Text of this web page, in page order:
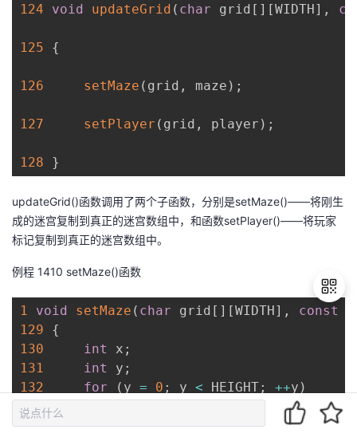
124 void updateGrid ( char grid [ ] [WIDTH] ,
125 {
126 setMaze ( grid , maze ) ;
127 setPlayer ( grid , player ) ;
128 }
updateGrid()函数调用了两个子函数，分别是setMaze()——将刚生
成的迷宫复制到真正的迷宫数组中，和函数setPlayer()——将玩家
标记复制到真正的迷宫数组中。
例程 1410 setMaze()函数
1 void setMaze ( char grid [ ] [WIDTH] , const
129
{
130
int x ;
131
int y ;
132
for ( y = 0 ; y < HEIGHT; ++y )
133
134
for (x = 0; x < WIDTH ; ++ )